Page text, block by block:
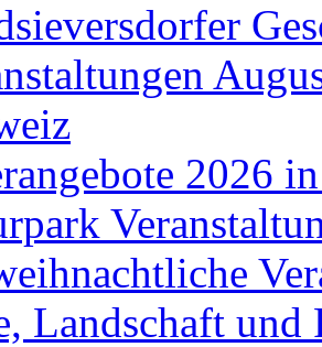
2026
Landschaft und